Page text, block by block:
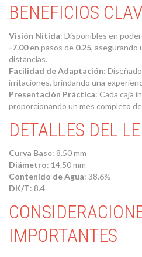
BENEFICIOS
Visión Nítida: Disponibles en
-7.00en pasos de 0.25, asegurando
distancias.
Facilidad de Adaptación:
irritaciones, brindando una
Presentación Práctica: Cada caja
proporcionando un mes completo
DETALLES DEL
Curva Base: 8.50 mm
Diámetro: 14.50 mm
Contenido de Agua: 38.6%
DK/T: 8.4
IMPORTANTES